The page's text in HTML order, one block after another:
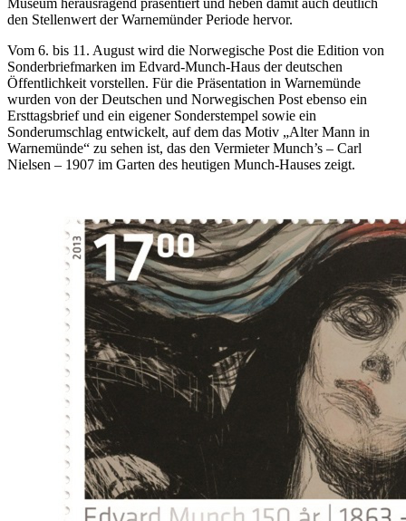
den Stellenwert der Warnemünder Periode hervor.
Vom 6. bis 11. August wird die Norwegische Post die Edition von
Sonderbriefmarken im Edvard-Munch-Haus der deutschen
Öffentlichkeit vorstellen. Für die Präsentation in Warnemünde
wurden von der Deutschen und Norwegischen Post ebenso ein
Ersttagsbrief und ein eigener Sonderstempel sowie ein
Sonderumschlag entwickelt, auf dem das Motiv „Alter Mann in
Warnemünde“ zu sehen ist, das den Vermieter Munch’s – Carl
Nielsen – 1907 im Garten des heutigen Munch-Hauses zeigt.